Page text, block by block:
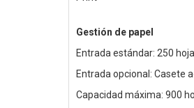
Gestión de papel
Entrada estándar: 250
Entrada opcional: Casete
Capacidad máxima: 900